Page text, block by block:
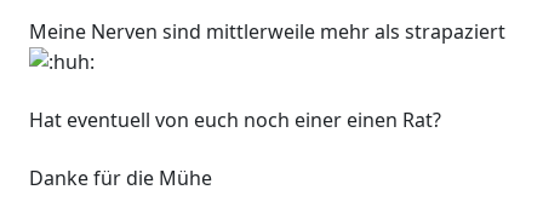
Meine Nerven sind mittlerweile mehr als strapaziert
Hat eventuell von euch noch einer einen Rat?
Danke für die Mühe